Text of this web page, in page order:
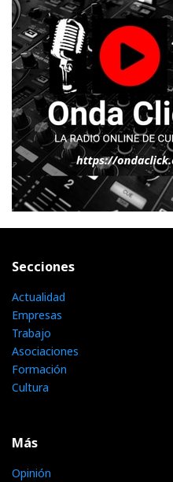
Secciones
Actualidad
Empresas
Trabajo
Asociaciones
Formación
Cultura
Más
Opinión